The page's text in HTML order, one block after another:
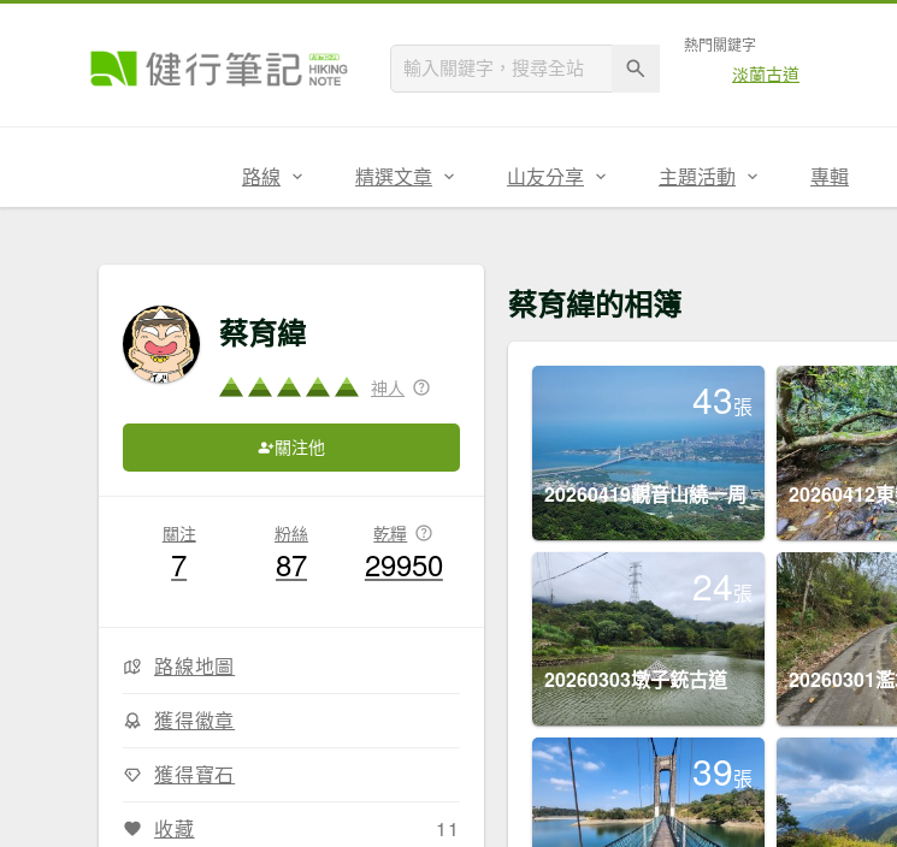
熱門關鍵字
淡蘭古道
路線 精選文章 山友分享 主題活動 專輯
蔡育緯
神人
關注他
關注
7
粉絲
87
乾糧
29950
路線地圖
獲得徽章
獲得寶石
收藏
11
蔡育緯的相簿
43張
20260419觀音山繞一周
24張
20260303墩子銃古道
39張